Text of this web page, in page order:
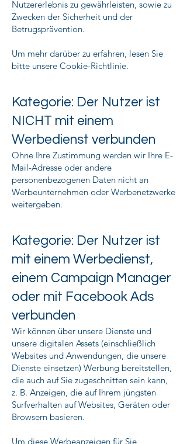
Nutzererlebnis zu gewährleisten, sowie zu
Zwecken der Sicherheit und der
Betrugsprävention.
Um mehr darüber zu erfahren, lesen Sie
bitte unsere Cookie-Richtlinie.
Kategorie: Der Nutzer ist
NICHT mit einem
Werbedienst verbunden
Ohne Ihre Zustimmung werden wir Ihre E-
Mail-Adresse oder andere
personenbezogenen Daten nicht an
Werbeunternehmen oder Werbenetzwerke
weitergeben.
Kategorie: Der Nutzer ist
mit einem Werbedienst,
einem Campaign Manager
oder mit Facebook Ads
verbunden
Wir können über unsere Dienste und
unsere digitalen Assets (einschließlich
Websites und Anwendungen, die unsere
Dienste einsetzen) Werbung bereitstellen,
die auch auf Sie zugeschnitten sein kann,
z. B. Anzeigen, die auf Ihrem jüngsten
Surfverhalten auf Websites, Geräten oder
Browsern basieren.
Um diese Werbeanzeigen für Sie